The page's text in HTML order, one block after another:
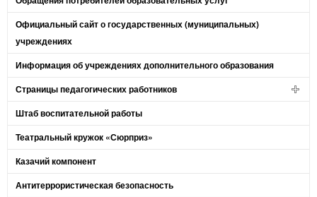
Официальный сайт о государственных (муниципальных)
учреждениях
Информация об учреждениях дополнительного образования
Страницы педагогических работников
Штаб воспитательной работы
Театральный кружок «Сюрприз»
Казачий компонент
Антитеррористическая безопасность